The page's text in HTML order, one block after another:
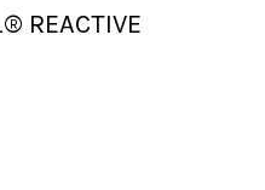
REACTIVE